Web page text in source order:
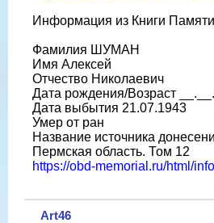
Информация из Книги Памяти
Фамилия ШУМАН
Имя Алексей
Отчество Николаевич
Дата рождения/Возраст
Дата выбытия 21.07.1943
Умер от ран
Название источника
Пермская область. Том 12
https://obd-memorial.ru/html/
Art46